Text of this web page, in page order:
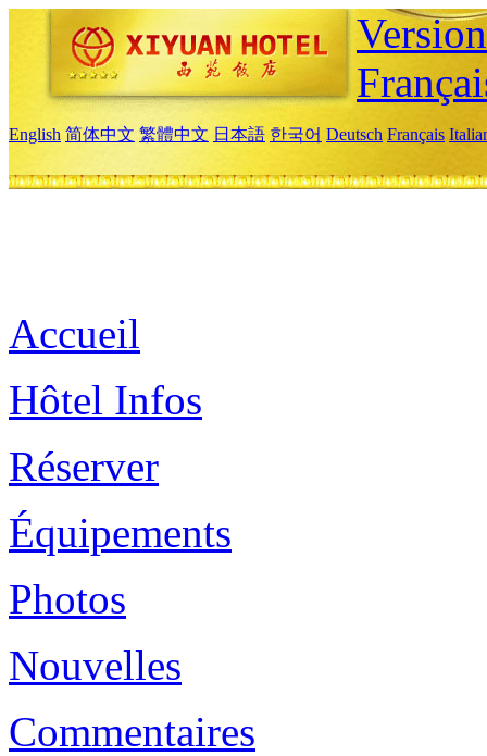
English 简体中文 繁體中文 日本語 한국어 Deutsch Français
Accueil
Hôtel Infos
Réserver
Équipements
Photos
Nouvelles
Commentaires